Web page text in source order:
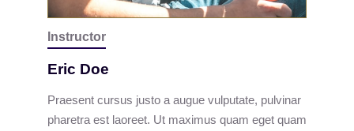
Instructor
Eric Doe
Praesent cursus justo a augue vulputate, pulvinar
pharetra est laoreet. Ut maximus quam eget quam